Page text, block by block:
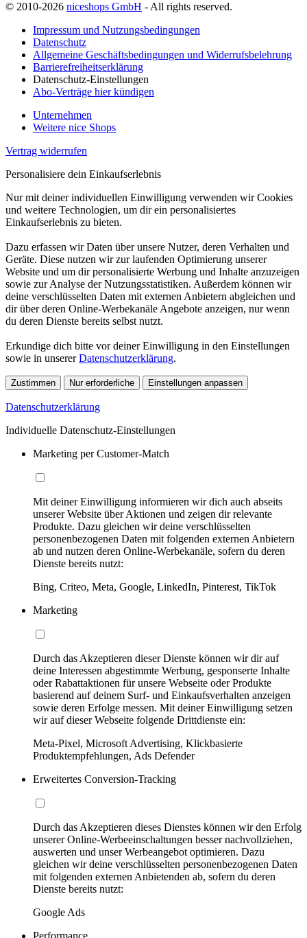
© 2010-2026 niceshops GmbH - All rights reserved.
Impressum und Nutzungsbedingungen
Datenschutz
Allgemeine Geschäftsbedingungen und Widerrufsbelehrung
Barrierefreiheitserklärung
Datenschutz-Einstellungen
Abo-Verträge hier kündigen
Unternehmen
Weitere nice Shops
Vertrag widerrufen
Personalisiere dein Einkaufserlebnis
Nur mit deiner individuellen Einwilligung verwenden wir Cookies
und weitere Technologien, um dir ein personalisiertes
Einkaufserlebnis zu bieten.
Dazu erfassen wir Daten über unsere Nutzer, deren Verhalten und
Geräte. Diese nutzen wir zur laufenden Optimierung unserer
Website und um dir personalisierte Werbung und Inhalte anzuzeigen
sowie zur Analyse der Nutzungsstatistiken. Außerdem können wir
deine verschlüsselten Daten mit externen Anbietern abgleichen und
dir über deren Online-Werbekanäle Angebote anzeigen, nur wenn
du deren Dienste bereits selbst nutzt.
Erkundige dich bitte vor deiner Einwilligung in den Einstellungen
sowie in unsererDatenschutzerklärung.
Zustimmen Nur erforderliche Einstellungen anpassen
Datenschutzerklärung
Individuelle Datenschutz-Einstellungen
Marketing per Customer-Match
Mit deiner Einwilligung informieren wir dich auch abseits
unserer Website über Aktionen und zeigen dir relevante
Produkte. Dazu gleichen wir deine verschlüsselten
personenbezogenen Daten mit folgenden externen Anbietern
ab und nutzen deren Online-Werbekanäle, sofern du deren
Dienste bereits nutzt:
Bing, Criteo, Meta, Google, LinkedIn, Pinterest, TikTok
Marketing
Durch das Akzeptieren dieser Dienste können wir dir auf
deine Interessen abgestimmte Werbung, gesponserte Inhalte
oder Rabattaktionen für unsere Webseite oder Produkte
basierend auf deinem Surf- und Einkaufsverhalten anzeigen
sowie deren Erfolge messen. Mit deiner Einwilligung setzen
wir auf dieser Webseite folgende Drittdienste ein:
Meta-Pixel, Microsoft Advertising, Klickbasierte
Produktempfehlungen, Ads Defender
Erweitertes Conversion-Tracking
Durch das Akzeptieren dieses Dienstes können wir den Erfolg
unserer Online-Werbeeinschaltungen besser nachvollziehen,
auswerten und unser Werbeangebot optimieren. Dazu
gleichen wir deine verschlüsselten personenbezogenen Daten
mit folgenden externen Anbietenden ab, sofern du deren
Dienste bereits nutzt:
Google Ads
Performance